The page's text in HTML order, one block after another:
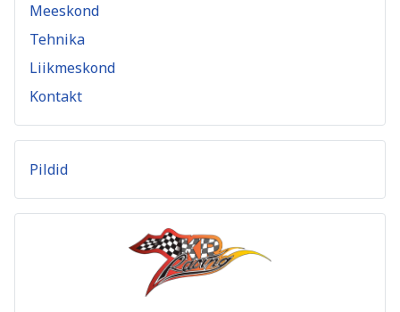
Meeskond
Tehnika
Liikmeskond
Kontakt
Pildid